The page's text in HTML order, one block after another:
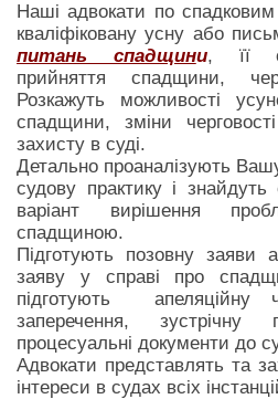
Наші адвокати по
кваліфіковану усну або
питань спадщини, її
прийняття спадщини,
Розкажуть можливості
спадщини, зміни
захисту в суді.
Детально проаналізують
судову практику і
варіант вирішення
спадщиною.
Підготують позовну заяви
заяву у справі про
підготують апеляційну
заперечення,
процесуальні документи до
Адвокати представлять та
інтереси в судах всіх